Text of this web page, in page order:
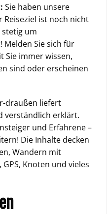
Sie haben unsere
ist noch nicht
um
Sie sich für
Sie immer wissen,
sind oder erscheinen
draußen liefert
verständlich erklärt.
und Erfahrene –
Die Inhalte decken
Wandern mit
Knoten und vieles